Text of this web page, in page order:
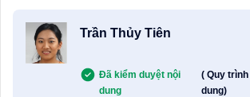
Trần Thủy Tiên
Đã kiểm duyệt nội
dung
( Quy
dung)